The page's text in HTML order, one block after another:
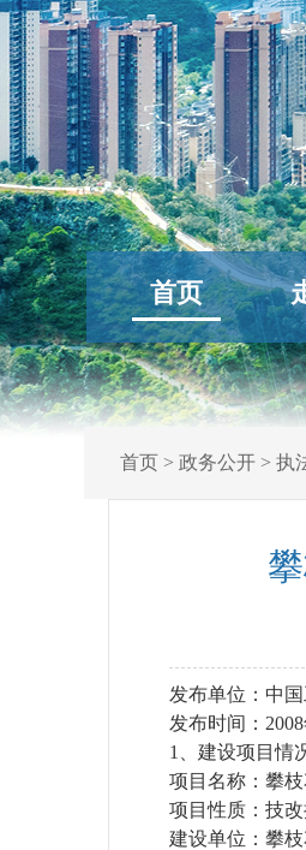
首页
首页> 政务公开> 执
发布单位：中
发布时间： 2008
1、 建设项目情
项目名称：攀
项目性质：技
建设单位：攀